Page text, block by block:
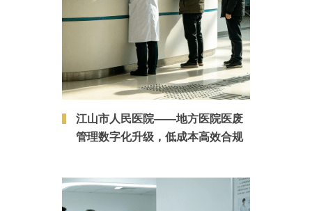
江山市人民医院——地方医院医废
管理数字化升级，低成本高效合规